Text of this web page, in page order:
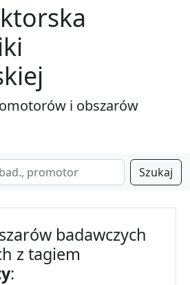
i obszarów
Szukaj
badawczych
z tagiem
: